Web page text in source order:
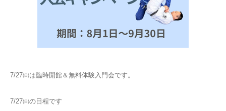
7/27㈰は臨時開館＆無料体験入門会です。
7/27㈰の日程です